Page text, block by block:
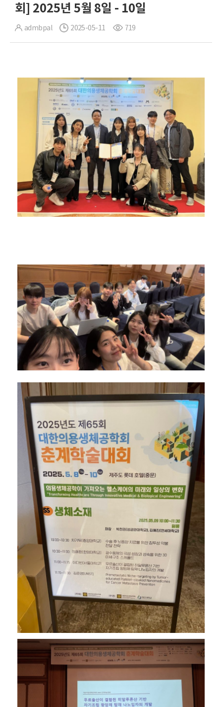
회] 2025년 5월 8일 - 10일
admbpal 2025-05-11 719